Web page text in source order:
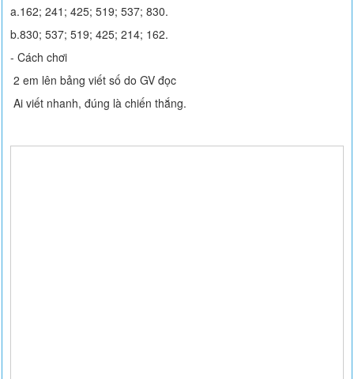
a.162; 241; 425; 519; 537; 830.
b.830; 537; 519; 425; 214; 162.
- Cách chơi
2 em lên bảng viết số do GV đọc
Ai viết nhanh, đúng là chiến thắng.